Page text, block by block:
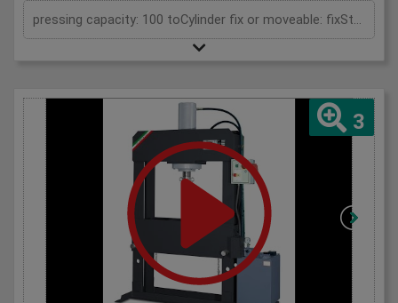
pressing capacity: 100 toCylinder fix or moveable: fixStroke: 300 mmDaylight: 680 mmDistance between columns: 1020 mmRapid speed: 8 mm/sWorking speed: 5 mm/sRetraction speed: 10 mm/sTable: 500x1020 mmHole in table: 100 mmHole distance: 190 mmLength: 2110 mmWidth: 1000 mmHeight: 2350 mmWeight: 1985 kg
3